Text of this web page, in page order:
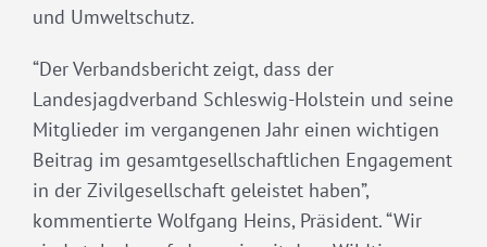
und Umweltschutz.
“Der Verbandsbericht zeigt, dass der
Landesjagdverband Schleswig-Holstein und seine
Mitglieder im vergangenen Jahr einen wichtigen
Beitrag im gesamtgesellschaftlichen Engagement
in der Zivilgesellschaft geleistet haben”,
kommentierte Wolfgang Heins, Präsident. “Wir